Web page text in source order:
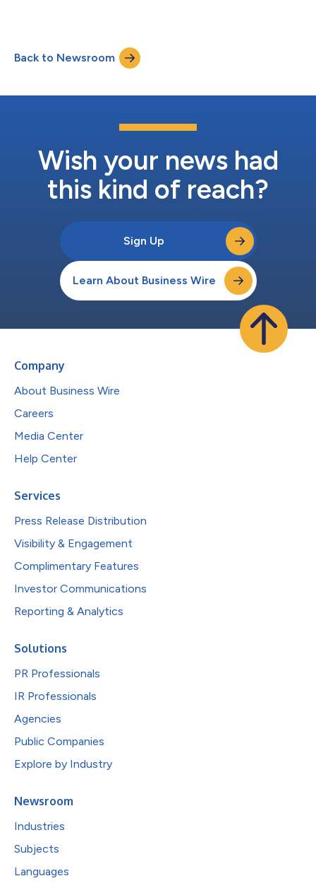
generazione negli Stati Uniti. Il fondo è finalizzato
principalmente per fornire capitale di sviluppo nella fase
intermedia, al fine di far avanzar...
Back to Newsroom
Wish your news had
this kind of reach?
Sign Up
Learn About Business Wire
Company
About Business Wire
Careers
Media Center
Help Center
Services
Press Release Distribution
Visibility & Engagement
Complimentary Features
Investor Communications
Reporting & Analytics
Solutions
PR Professionals
IR Professionals
Agencies
Public Companies
Explore by Industry
Newsroom
Industries
Subjects
Languages